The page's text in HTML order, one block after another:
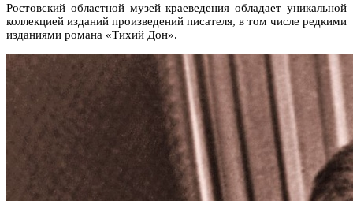
Ростовский областной музей краеведения обладает уникальной
коллекцией изданий произведений писателя, в том числе редкими
изданиями романа «Тихий Дон».